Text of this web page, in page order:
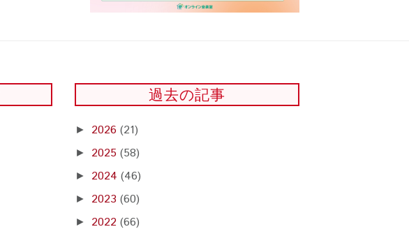
過去の記事
► 2026 (21)
► 2025 (58)
► 2024 (46)
► 2023 (60)
► 2022 (66)